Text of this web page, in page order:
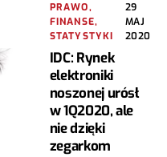
PRAWO,
FINANSE,
STATYSTYKI
29
MAJ
2020
IDC: Rynek
elektroniki
noszonej urósł
w 1Q2020, ale
nie dzięki
zegarkom